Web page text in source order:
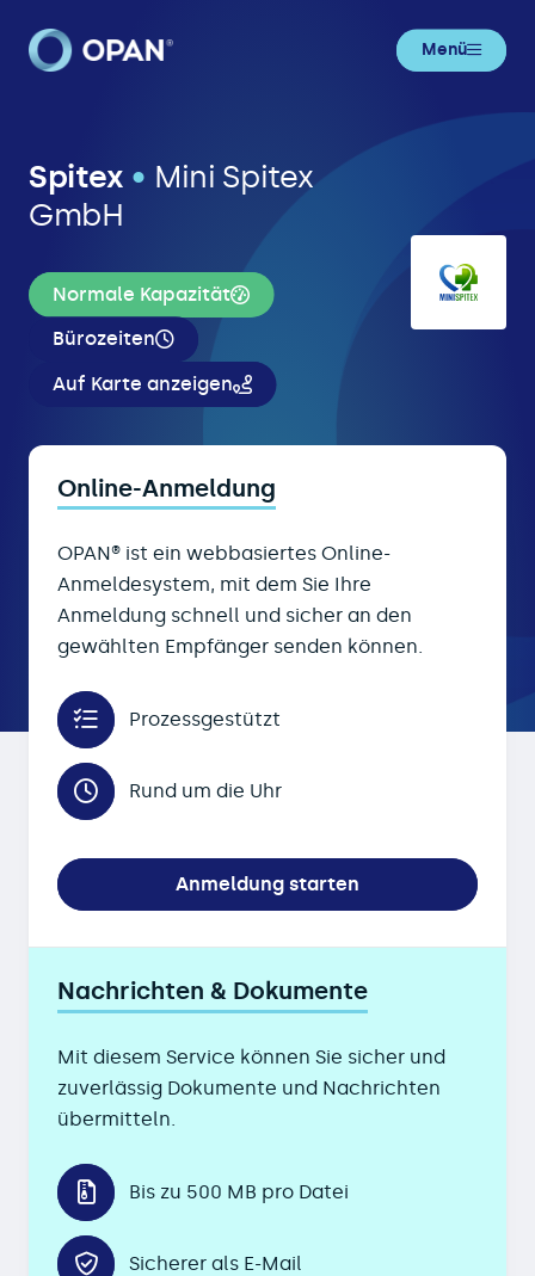
Menü
Spitex • Mini Spitex
GmbH
Normale Kapazität
Bürozeiten
Auf Karte anzeigen
Online-Anmeldung
OPAN® ist ein webbasiertes Online-
Anmeldesystem, mit dem Sie Ihre
Anmeldung schnell und sicher an den
gewählten Empfänger senden können.
Prozessgestützt
Rund um die Uhr
Anmeldung starten
Nachrichten & Dokumente
Mit diesem Service können Sie sicher und
zuverlässig Dokumente und Nachrichten
übermitteln.
Bis zu 500 MB pro Datei
Sicherer als E-Mail